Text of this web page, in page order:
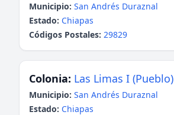
Municipio: San Andrés Duraznal
Estado: Chiapas
Códigos Postales: 29829
Colonia: Las Limas I (Pueblo)
Municipio: San Andrés Duraznal
Estado: Chiapas